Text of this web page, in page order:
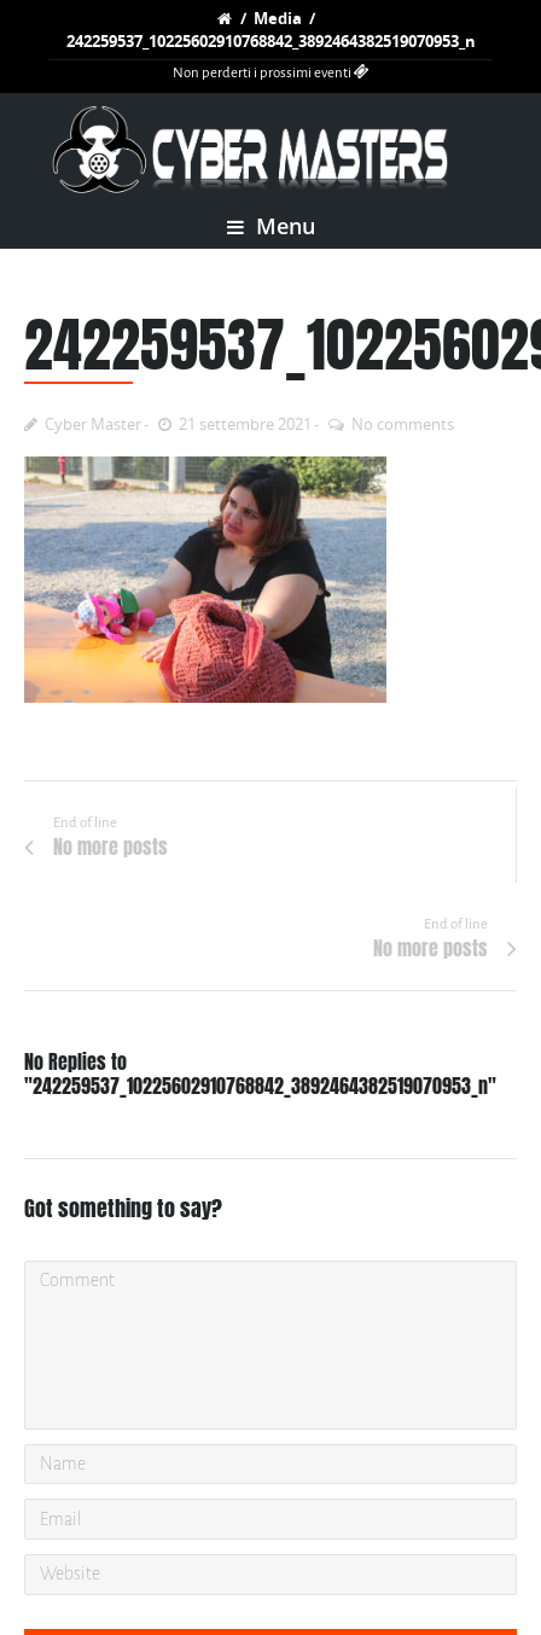
/ Media /
242259537_10225602910768842_3892464382519070953_n
Non perderti i prossimi eventi
Menu
Cyber Master 21 settembre 2021 No comments
End of line
No more posts
End of line
No more posts
No Replies to
"242259537_10225602910768842_3892464382519070953_n"
Got something to say?